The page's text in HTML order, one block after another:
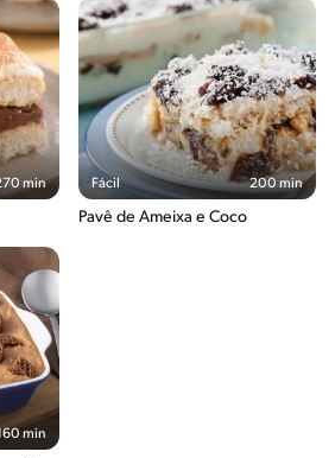
min Fácil 200 min
Pavê de Ameixa e Coco
min